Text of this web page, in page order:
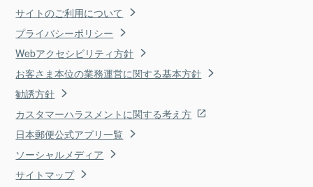
サイトのご利用について
プライバシーポリシー
Webアクセシビリティ方針
お客さま本位の業務運営に関する基本方針
勧誘方針
カスタマーハラスメントに関する考え方
日本郵便公式アプリ一覧
ソーシャルメディア
サイトマップ